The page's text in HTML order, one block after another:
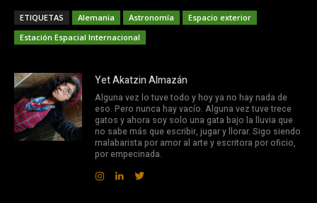
ETIQUETAS Alemania Astronomía
Espacio exterior
Estación Espacial Internacional
Yet Akatzin Almazán
Alguna vez lo tuve todo y hoy ya no hay nada de
eso. Pero nunca hay vacío. Alguna vez tuve trece
gatos y ahora soy solo una gata bajo la lluvia que
no sabe más que escribir, jugar y llorar. Sigo siendo
malabarista por amor al arte y escritora por oficio,
por empecinada.